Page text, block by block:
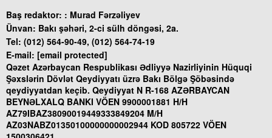
Baş redaktor: : Murad Fərzəliyev
Ünvan: Bakı şəhəri, 2-ci sülh döngəsi, 2a.
Tel: (012) 564-90-49, (012) 564-74-19
E-mail: [email protected]
Qəzet Azərbaycan Respublikası Ədliyyə Nazirliyinin Hüquqi
Şəxslərin Dövlət Qeydiyyatı üzrə Bakı Bölgə Şöbəsində
qeydiyyatdan keçib. Qeydiyyat N R-168 AZƏRBAYCAN
BEYNƏLXALQ BANKI VÖEN 9900001881 H/H
AZ79IBAZ38090019449333849204 M/H
AZ03NABZ01350100000000002944 KOD 805722 VÖEN